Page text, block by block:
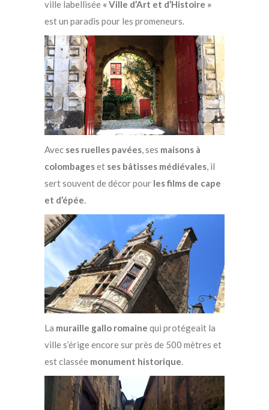
ville labellisée « Ville d’Art et d’Histoire »
est un paradis pour les promeneurs.
Avec ses ruelles pavées, ses maisons à
colombageset ses bâtisses médiévales, il
sert souvent de décor pour les films de cape
et d’épée.
La muraille gallo romaine qui protégeait la
ville s’érige encore sur près de 500 mètres et
est classée monument historique.